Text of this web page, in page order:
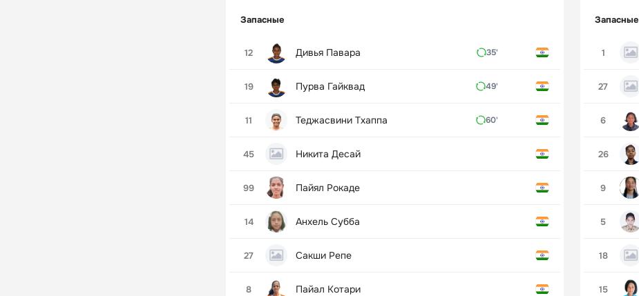
Запасные
12 Дивья Павара 35'
19 Пурва Гайквад 49'
11 Теджасвини Тхаппа 60'
45 Никита Десай
99 Пайял Рокаде
14 Анхель Субба
27 Сакши Репе
8 Пайал Котари
Запасные
1
27
6
26
9
5
18
15